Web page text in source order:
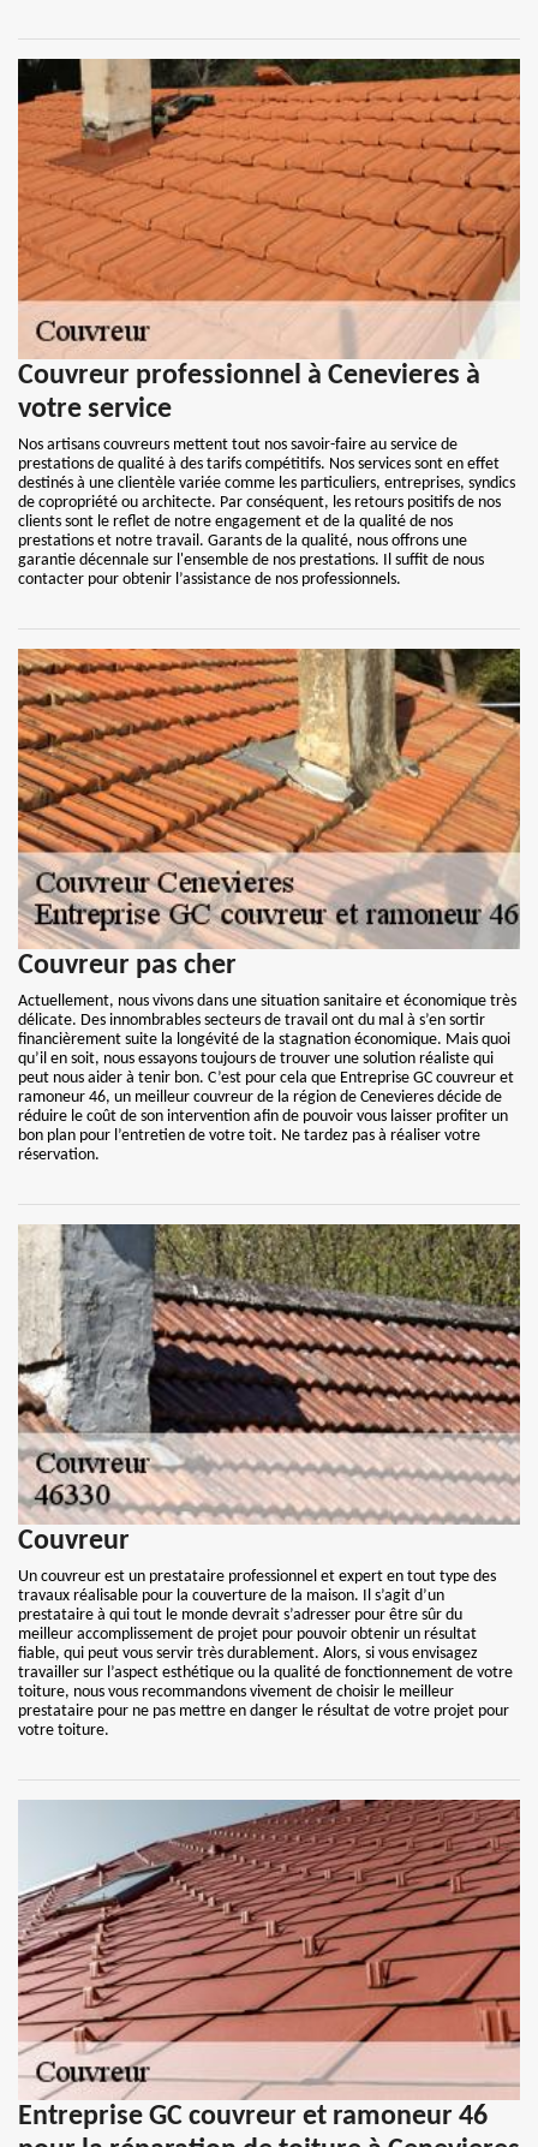
Couvreur professionnel à Cenevieres à
votre service
Nos artisans couvreurs mettent tout nos savoir-faire au service de
prestations de qualité à des tarifs compétitifs. Nos services sont en effet
destinés à une clientèle variée comme les particuliers, entreprises, syndics
de copropriété ou architecte. Par conséquent, les retours positifs de nos
clients sont le reflet de notre engagement et de la qualité de nos
prestations et notre travail. Garants de la qualité, nous offrons une
garantie décennale sur l'ensemble de nos prestations. Il suffit de nous
contacter pour obtenir l’assistance de nos professionnels.
Couvreur pas cher
Actuellement, nous vivons dans une situation sanitaire et économique très
délicate. Des innombrables secteurs de travail ont du mal à s’en sortir
financièrement suite la longévité de la stagnation économique. Mais quoi
qu’il en soit, nous essayons toujours de trouver une solution réaliste qui
peut nous aider à tenir bon. C’est pour cela que Entreprise GC couvreur et
ramoneur 46, un meilleur couvreur de la région de Cenevieres décide de
réduire le coût de son intervention afin de pouvoir vous laisser profiter un
bon plan pour l’entretien de votre toit. Ne tardez pas à réaliser votre
réservation.
Couvreur
Un couvreur est un prestataire professionnel et expert en tout type des
travaux réalisable pour la couverture de la maison. Il s’agit d’un
prestataire à qui tout le monde devrait s’adresser pour être sûr du
meilleur accomplissement de projet pour pouvoir obtenir un résultat
fiable, qui peut vous servir très durablement. Alors, si vous envisagez
travailler sur l’aspect esthétique ou la qualité de fonctionnement de votre
toiture, nous vous recommandons vivement de choisir le meilleur
prestataire pour ne pas mettre en danger le résultat de votre projet pour
votre toiture.
Entreprise GC couvreur et ramoneur 46